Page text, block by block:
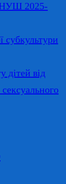
НУШ 2025-
субкультури
дітей від
сексуального